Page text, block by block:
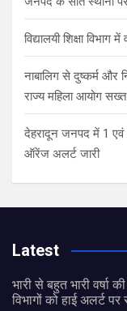
विद्यालयी शिक्षा विभाग
नाबालिग से दुष्कर्म और
राज्य महिला आयोग सख्त
देहरादून जनपद में 1 एवं
ऑरेंज अलर्ट जारी
Latest
भारी से बहुत भारी वर्षा
विभागों को हाई अलर्ट पर